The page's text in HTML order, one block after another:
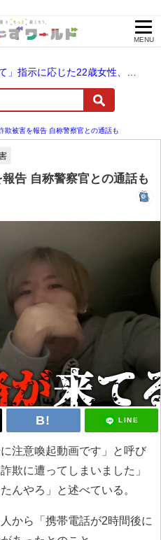
MENU
欺被害を報告 自称警察官との通話も
告 自称警察官との通話も
LINE
注意喚起動画です」と呼び
欺に遭ってしまいました」
んやろ」と述べている。
から「携帯電話が2時間後に